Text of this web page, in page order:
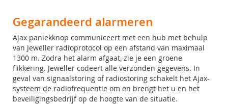
Gegarandeerd alarmeren
Ajax paniekknop communiceert met een hub met behulp
van Jeweller radioprotocol op een afstand van maximaal
1300 m. Zodra het alarm afgaat, zie je een groene
flikkering. Jeweller codeert alle verzonden gegevens. In
geval van signaalstoring of radiostoring schakelt het Ajax-
systeem de radiofrequentie om en brengt het u en het
beveiligingsbedrijf op de hoogte van de situatie.